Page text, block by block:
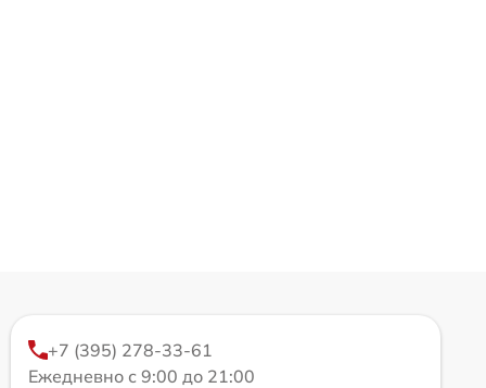
+7 (395) 278-33-61
Ежедневно с 9:00 до 21:00